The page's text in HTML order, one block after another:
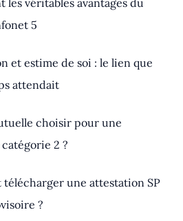
les véritables avantages du
5
et estime de soi : le lien que
attendait
choisir pour une
2 ?
télécharger une attestation SP
?